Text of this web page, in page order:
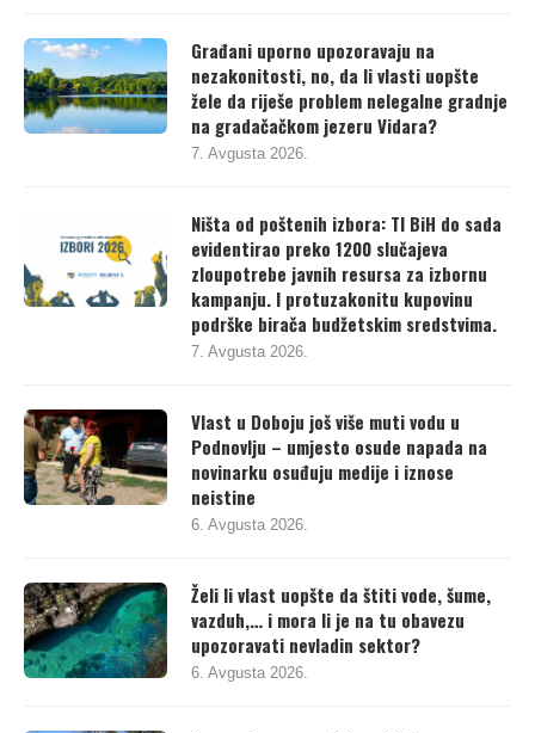
Građani uporno upozoravaju na
nezakonitosti, no, da li vlasti uopšte
žele da riješe problem nelegalne gradnje
na gradačačkom jezeru Vidara?
7. Avgusta 2026.
Ništa od poštenih izbora: TI BiH do sada
evidentirao preko 1200 slučajeva
zloupotrebe javnih resursa za izbornu
kampanju. I protuzakonitu kupovinu
podrške birača budžetskim sredstvima.
7. Avgusta 2026.
Vlast u Doboju još više muti vodu u
Podnovlju – umjesto osude napada na
novinarku osuđuju medije i iznose
neistine
6. Avgusta 2026.
Želi li vlast uopšte da štiti vode, šume,
vazduh,… i mora li je na tu obavezu
upozoravati nevladin sektor?
6. Avgusta 2026.